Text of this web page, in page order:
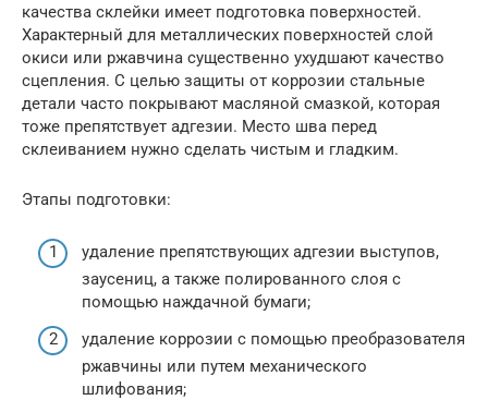
качества склейки имеет подготовка поверхностей.
Характерный для металлических поверхностей слой
окиси или ржавчина существенно ухудшают качество
сцепления. С целью защиты от коррозии стальные
детали часто покрывают масляной смазкой, которая
тоже препятствует адгезии. Место шва перед
склеиванием нужно сделать чистым и гладким.
Этапы подготовки:
удаление препятствующих адгезии выступов,
заусениц, а также полированного слоя с
помощью наждачной бумаги;
удаление коррозии с помощью преобразователя
ржавчины или путем механического
шлифования;